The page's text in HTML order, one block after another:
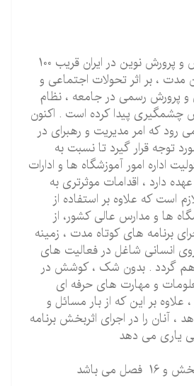
از تشکیل نظام آموزش و پرورش نوین در ایران قریب 100
، بر اثر تحولات اجتماعی و
رسمی در جامعه ، نظام
پیدا کرده است . اکنون
که امر مدیریت و رهبرای در
قرار گیرد تا نسبت به
امور آموزشگاه ها و ادارات
دارد ، اقدامات موثرتری به
که علاوه بر استفاده از
ها و مدارس عالی کشور، از
های کوتاه مدت ، زمینه
انسانی شاغل در فعالیت های
گردد . بدون شک ، کوشش در
و مهارت های حرفه ای
بر این که از بار مسائل و
را در اجرای اثربخش برنامه
می دهد